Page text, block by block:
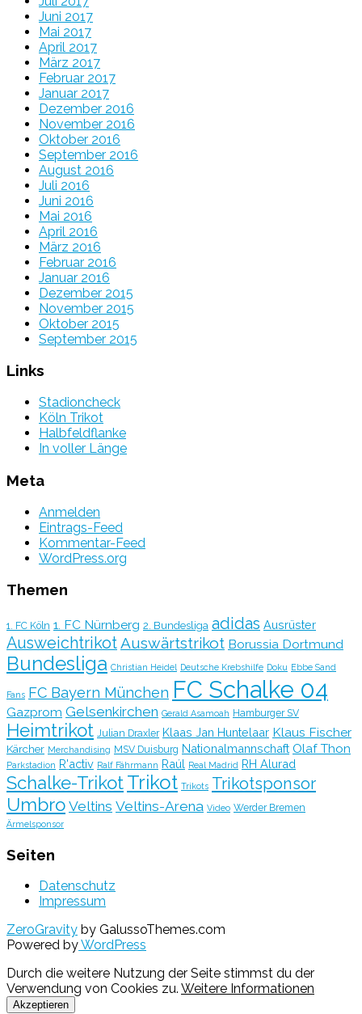
Juni 2017
Mai 2017
April 2017
März 2017
Februar 2017
Januar 2017
Dezember 2016
November 2016
Oktober 2016
September 2016
August 2016
Juli 2016
Juni 2016
Mai 2016
April 2016
März 2016
Februar 2016
Januar 2016
Dezember 2015
November 2015
Oktober 2015
September 2015
Links
Stadioncheck
Köln Trikot
Halbfeldflanke
In voller Länge
Meta
Anmelden
Eintrags-Feed
Kommentar-Feed
WordPress.org
Themen
1. FC Köln 1. FC Nürnberg 2. Bundesliga adidas Ausrüster
AusweichtrikotAuswärtstrikot Borussia Dortmund
Bundesliga Christian Heidel Deutsche Krebshilfe Doku Ebbe Sand
Fans FC Bayern München FC Schalke 04
Gazprom Gelsenkirchen Gerald Asamoah Hamburger SV
Heimtrikot Julian Draxler Klaas Jan Huntelaar Klaus Fischer
Kärcher Merchandising MSV Duisburg Nationalmannschaft Olaf Thon
Parkstadion R'activ Ralf Fährmann Raúl Real Madrid RH Alurad
Schalke-TrikotTrikot Trikots Trikotsponsor
Umbro Veltins Veltins-Arena Video Werder Bremen
Ärmelsponsor
Seiten
Datenschutz
Impressum
ZeroGravity by GalussoThemes.com
Powered byWordPress
Durch die weitere Nutzung der Seite stimmst du der
Verwendung von Cookies zu. Weitere Informationen
Akzeptieren